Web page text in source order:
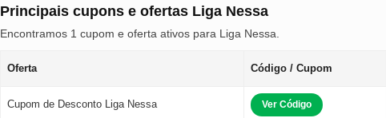
Principais cupons e ofertas Liga Nessa
Encontramos 1 cupom e oferta ativos para Liga Nessa.
Oferta Código / Cupom
Cupom de Desconto Liga Nessa Ver Código